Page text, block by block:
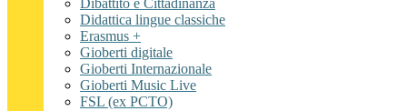
Dibattito e Cittadinanza
Didattica lingue classiche
Erasmus +
Gioberti digitale
Gioberti Internazionale
Gioberti Music Live
FSL (ex PCTO)